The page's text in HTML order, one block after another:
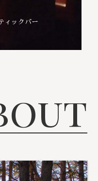
ィックバー